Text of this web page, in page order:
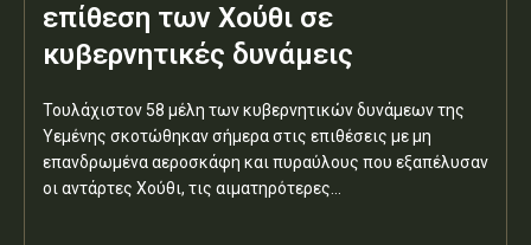
επίθεση των Χούθι σε
κυβερνητικές δυνάμεις
Τουλάχιστον 58 μέλη των κυβερνητικών δυνάμεων της
Υεμένης σκοτώθηκαν σήμερα στις επιθέσεις με μη
επανδρωμένα αεροσκάφη και πυραύλους που εξαπέλυσαν
οι αντάρτες Χούθι, τις αιματηρότερες...